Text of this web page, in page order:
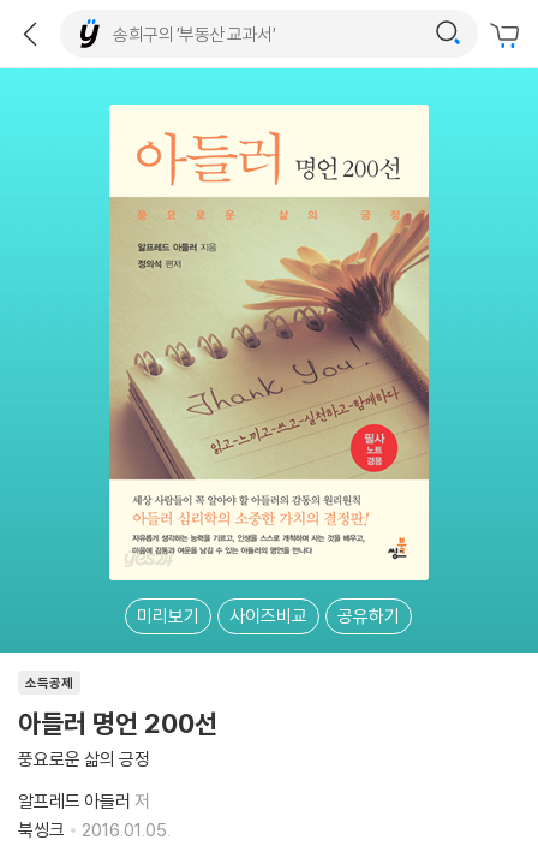
미리보기 사이즈비교 공유하기
소득공제
아들러 명언 200선
풍요로운 삶의 긍정
알프레드 아들러 저
북씽크
2016.01.05.